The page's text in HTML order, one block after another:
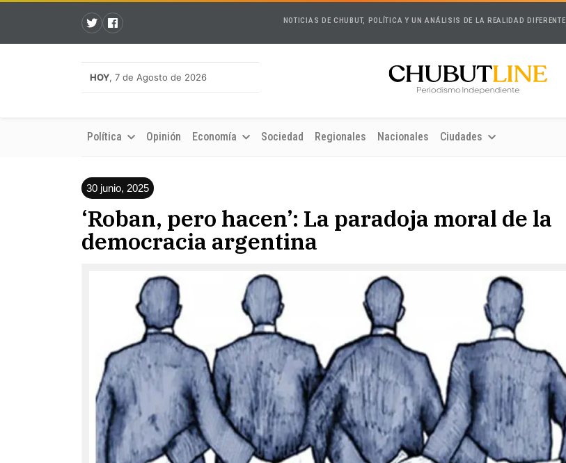
NOTICIAS DE CHUBUT, POLÍTICA Y UN ANÁLISIS DE LA REALIDAD DIFERENTE
HOY, 7 de Agosto de 2026
Política Opinión Economía Sociedad Regionales Nacionales Ciudades
30 junio, 2025
‘Roban, pero hacen’: La paradoja moral de la
democracia argentina